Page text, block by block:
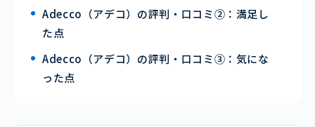
Adecco（アデコ）の評判・口コミ②：満足し
た点
Adecco（アデコ）の評判・口コミ③：気にな
った点